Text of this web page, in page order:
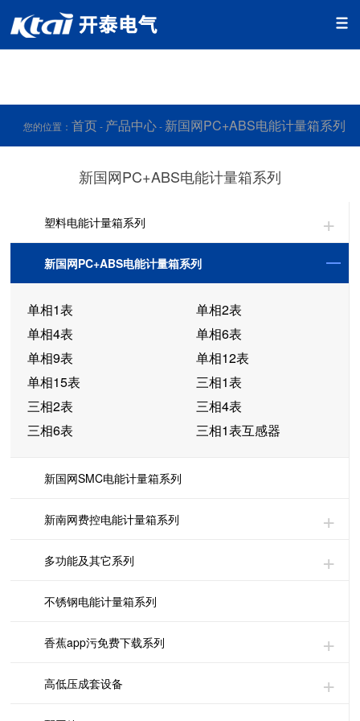
香蕉app视频免费下载,香蕉app污版下载,香蕉app污免费下载,香
蕉app官网下载网址黄
您的位置：首页- 产品中心- 新国网PC+ABS电能计量箱系列
新国网PC+ABS电能计量箱系列
塑料电能计量箱系列
新国网PC+ABS电能计量箱系列
单相1表
单相2表
单相4表
单相6表
单相9表
单相12表
单相15表
三相1表
三相2表
三相4表
三相6表
三相1表互感器
新国网SMC电能计量箱系列
新南网费控电能计量箱系列
多功能及其它系列
不锈钢电能计量箱系列
香蕉app污免费下载系列
高低压成套设备